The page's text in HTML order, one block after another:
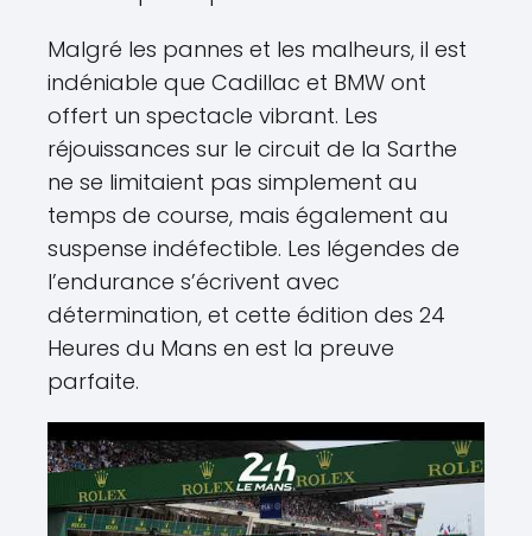
Malgré les pannes et les malheurs, il est
indéniable que Cadillac et BMW ont
offert un spectacle vibrant. Les
réjouissances sur le circuit de la Sarthe
ne se limitaient pas simplement au
temps de course, mais également au
suspense indéfectible. Les légendes de
l’endurance s’écrivent avec
détermination, et cette édition des 24
Heures du Mans en est la preuve
parfaite.